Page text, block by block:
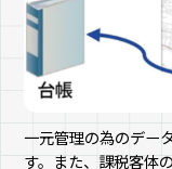
一元管理の為のデー
す。また、課税客体